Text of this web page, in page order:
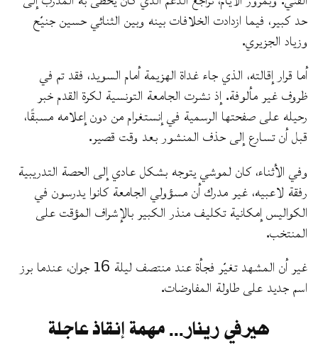
حد كبير، فيما ازدادت الخلافات بينه وبين الثنائي حسين جنيّح
وزياد الجزيري.
أما قرار إقالته، الذي جاء غداة الهزيمة أمام السويد، فقد تم في
ظروف غير مألوفة. إذ نشرت الجامعة التونسية لكرة القدم خبر
رحيله على صفحتها الرسمية في إنستغرام من دون إعلامه مسبقًا،
قبل أن تسارع إلى حذف المنشور بعد وقت قصير.
وفي الأثناء، كان لموشي يتوجه بشكل عادي إلى الحصة التدريبية
رفقة لاعبيه، غير مدرك أن مسؤولي الجامعة كانوا يدرسون في
الكواليس إمكانية تكليف منذر الكبير بالإشراف المؤقت على
المنتخب.
غير أن المشهد تغيّر فجأة عند منتصف ليلة 16 جوان، عندما برز
اسم جديد على طاولة المفاوضات.
هيرفي رينار... مهمة إنقاذ عاجلة